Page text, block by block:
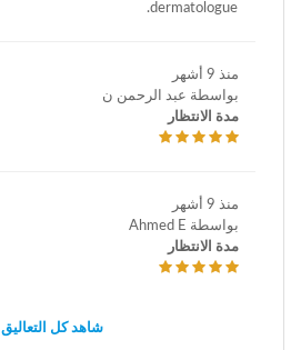
dermatologue.
منذ 9 أشهر
بواسطة عبد الرحمن ن
مدة الانتظار
منذ 9 أشهر
بواسطة Ahmed E
مدة الانتظار
شاهد كل التعاليق